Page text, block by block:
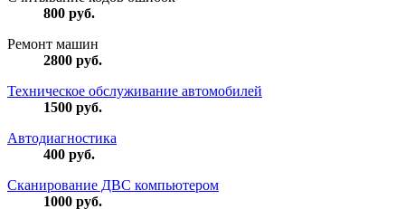
800 руб.
Ремонт машин
2800 руб.
Техническое обслуживание автомобилей
1500 руб.
Автодиагностика
400 руб.
Сканирование ДВС компьютером
1000 руб.